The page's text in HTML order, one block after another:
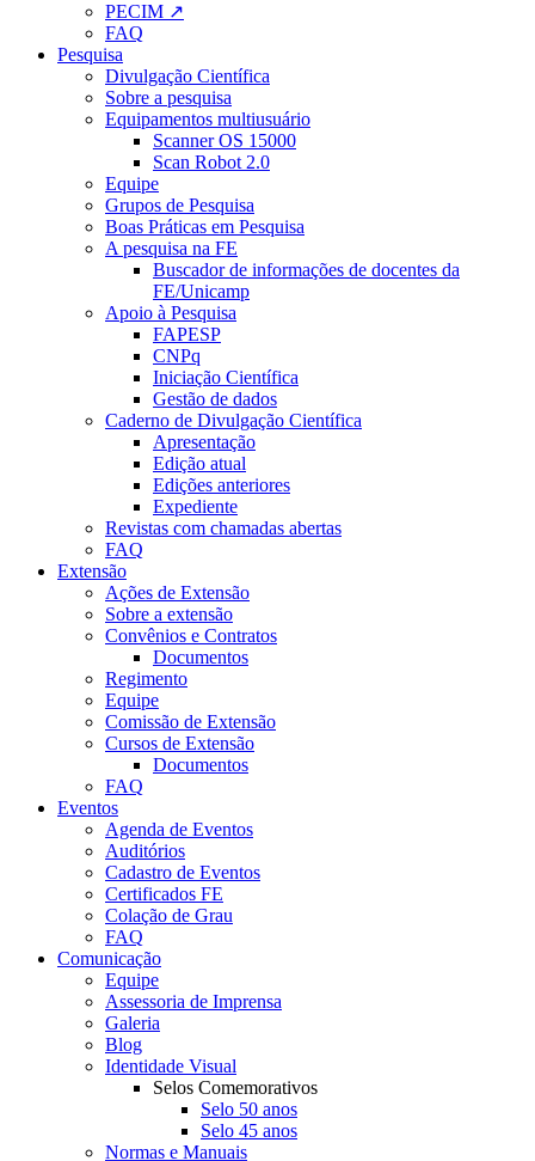
PECIM ↗
FAQ
Pesquisa
Divulgação Científica
Sobre a pesquisa
Equipamentos multiusuário
Scanner OS 15000
Scan Robot 2.0
Equipe
Grupos de Pesquisa
Boas Práticas em Pesquisa
A pesquisa na FE
Buscador de informações de docentes da
FE/Unicamp
Apoio à Pesquisa
FAPESP
CNPq
Iniciação Científica
Gestão de dados
Caderno de Divulgação Científica
Apresentação
Edição atual
Edições anteriores
Expediente
Revistas com chamadas abertas
FAQ
Extensão
Ações de Extensão
Sobre a extensão
Convênios e Contratos
Documentos
Regimento
Equipe
Comissão de Extensão
Cursos de Extensão
Documentos
FAQ
Eventos
Agenda de Eventos
Auditórios
Cadastro de Eventos
Certificados FE
Colação de Grau
FAQ
Comunicação
Equipe
Assessoria de Imprensa
Galeria
Blog
Identidade Visual
Selos Comemorativos
Selo 50 anos
Selo 45 anos
Normas e Manuais